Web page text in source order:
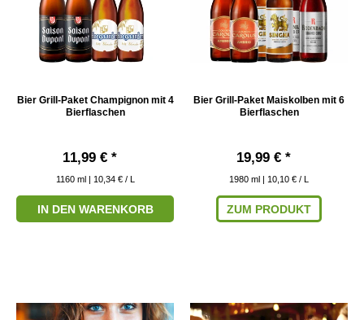
Bier Grill-Paket Champignon mit 4
Bierflaschen
11,99 € *
1160 ml | 10,34 € / L
IN DEN WARENKORB
Bier Grill-Paket Maiskolben mit 6
Bierflaschen
19,99 € *
1980 ml | 10,10 € / L
ZUM PRODUKT